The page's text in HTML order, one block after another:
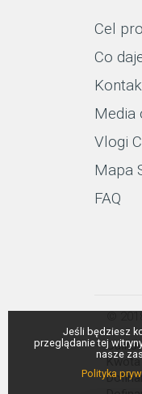
Cel
Co
Media
Vlogi
Mapa
FAQ
©
Kwota
Jeśli będziesz
przeglądanie tej
nasze
Polityka